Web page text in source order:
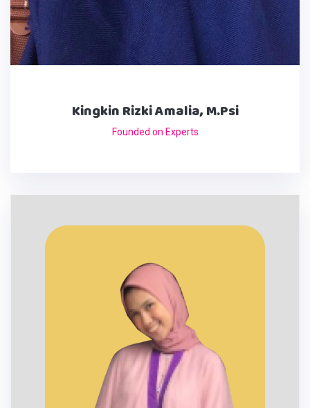
Kingkin Rizki Amalia, M.Psi
Founded on Experts